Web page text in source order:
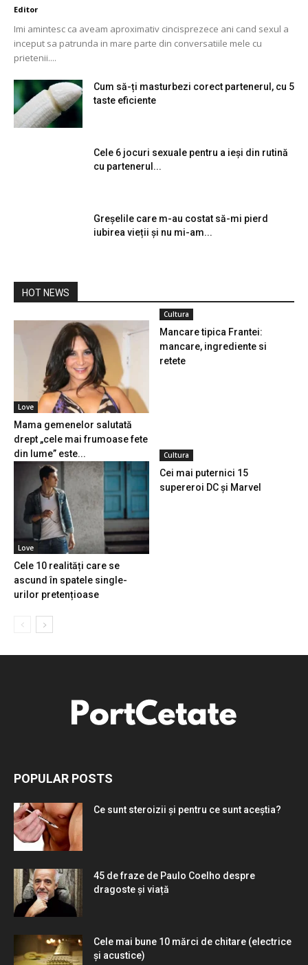
Editor
Imi amintesc ca aveam aproximativ cincisprezece ani cand sexul a
inceput sa patrunda in mare parte din conversatiile mele cu
prietenii....
Cum să-ți masturbezi corect partenerul, cu 5
taste eficiente
Cele 6 jocuri sexuale pentru a ieși din rutină
cu partenerul...
Greșelile care m-au costat să-mi pierd
iubirea vieții și nu mi-am...
HOT NEWS
Love
Mama gemenelor salutată
drept „cele mai frumoase fete
din lume” este...
Cultura
Mancare tipica Frantei:
mancare, ingrediente si
retete
Love
Cele 10 realități care se
ascund în spatele single-
urilor pretențioase
Cultura
Cei mai puternici 15
supereroi DC și Marvel
POPULAR POSTS
Ce sunt steroizii și pentru ce sunt aceștia?
45 de fraze de Paulo Coelho despre
dragoste și viață
Cele mai bune 10 mărci de chitare (electrice
și acustice)